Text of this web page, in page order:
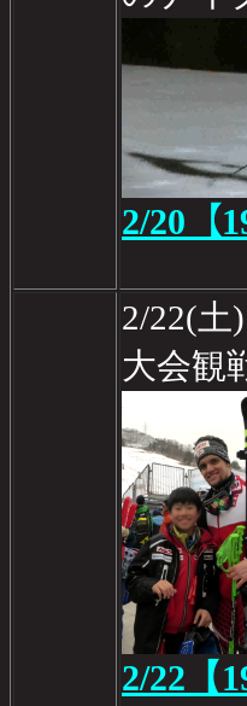
2/20【
2/22(
大会観
2/22【